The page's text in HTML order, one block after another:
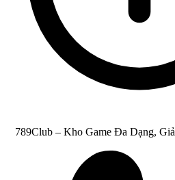
789Club – Kho Game Đa Dạng,